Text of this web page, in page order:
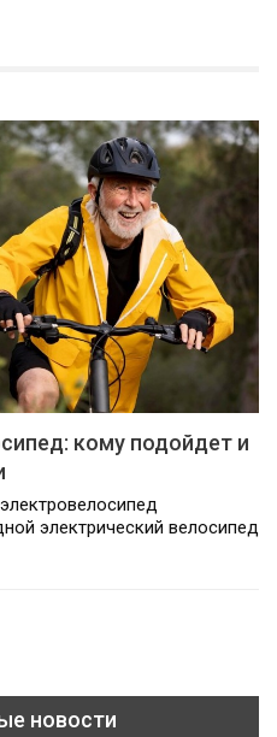
кому подойдет и
электрический велосипед
новости